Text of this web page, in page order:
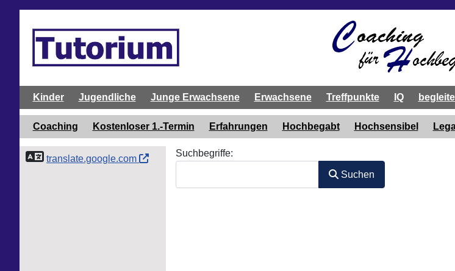
Kinder Jugendliche Junge Erwachsene Erwachsene Treffpunkte IQ
Coaching Kostenloser 1.-Termin Erfahrungen Hochbegabt Hochsensibel
Suchformular
Suchbegriffe:
Suchen
translate.google.com